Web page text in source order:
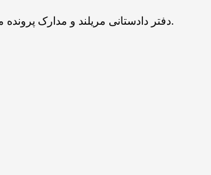
دفتر دادستانی مریلند و مدارک پرونده مبنای اتهام‌ها اعلام شده‌اند؛ تا زمان صدور حکم نهایی، اتهامات هنوز در مرحله قضایی قرار دارند و اظهارنظر قطعی در خصوص ادعاها منوط به روند محاکمه است.